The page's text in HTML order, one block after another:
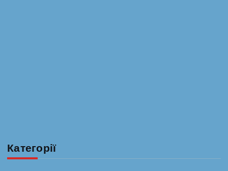
Категорії